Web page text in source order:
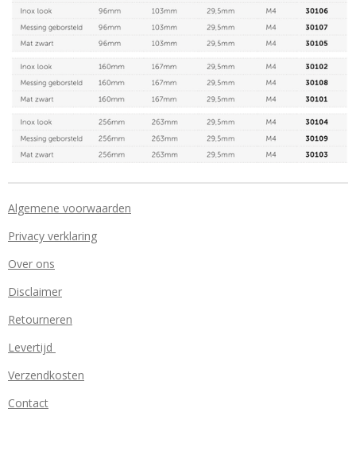
Algemene voorwaarden
Privacy verklaring
Over ons
Disclaimer
Retourneren
Levertijd
Verzendkosten
Contact